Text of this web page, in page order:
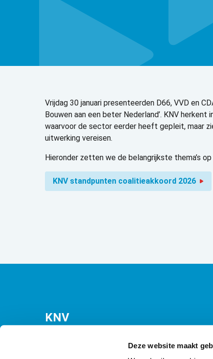
Deze website maakt
Vrijdag 30 januari presenteerden D66, VVD en
Bouwen aan een beter Nederland’. KNV
waarvoor de sector eerder heeft gepleit, maar
uitwerking vereisen.
Hieronder zetten we de belangrijkste thema’s
KNV standpunten coalitieakkoord 2026
KNV